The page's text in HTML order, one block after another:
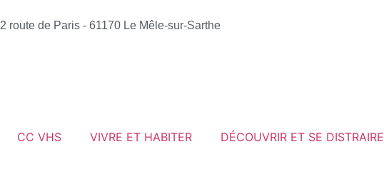
2 route de Paris - 61170 Le Mêle-sur-Sarthe
CC VHS VIVRE ET HABITER DÉCOUVRIR ET SE DISTRAIRE